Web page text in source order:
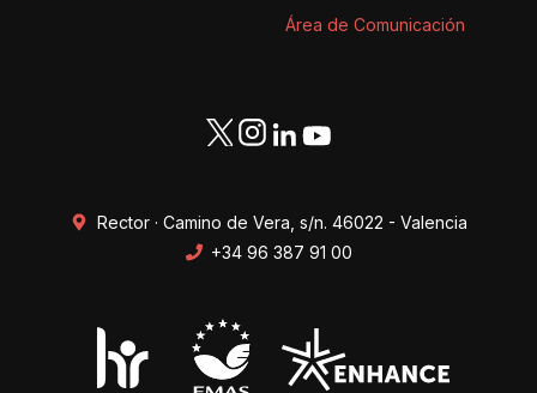
Área de Comunicación
Rector · Camino de Vera, s/n. 46022 - Valencia
+34 96 387 91 00